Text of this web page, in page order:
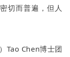
切而普遍，但人
Tao Chen博士团